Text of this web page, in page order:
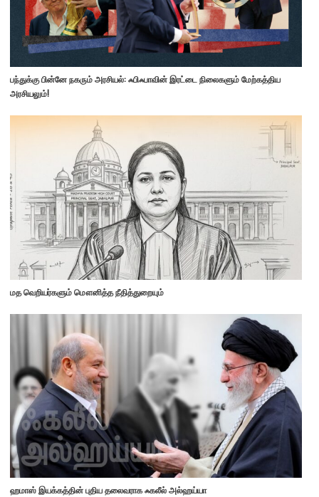
பந்துக்கு பின்னே நகரும் அரசியல்: ஃபிஃபாவின் இரட்டை நிலைகளும் மேற்கத்திய
அரசியலும்!
மத வெறியர்களும் மௌனித்த நீதித்துறையும்
ஹமாஸ் இயக்கத்தின் புதிய தலைவராக ஃகலீல் அல்ஹய்யா